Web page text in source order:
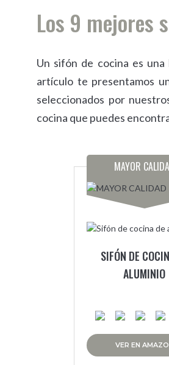
Los 9 mejores
Un sifón de cocina es
artículo te presentamos
seleccionados por
cocina que puedes
MAYOR
SIFÓN DE
ALUMINIO
VER EN